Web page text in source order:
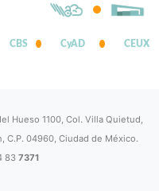
CBS CyAD CEUX
Hueso 1100, Col. Villa Quietud,
C.P. 04960, Ciudad de México.
837371